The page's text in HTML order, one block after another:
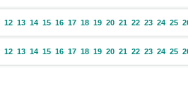
12 13 14 15 16 17 18 19 20 21 22 23 24 25
12 13 14 15 16 17 18 19 20 21 22 23 24 25